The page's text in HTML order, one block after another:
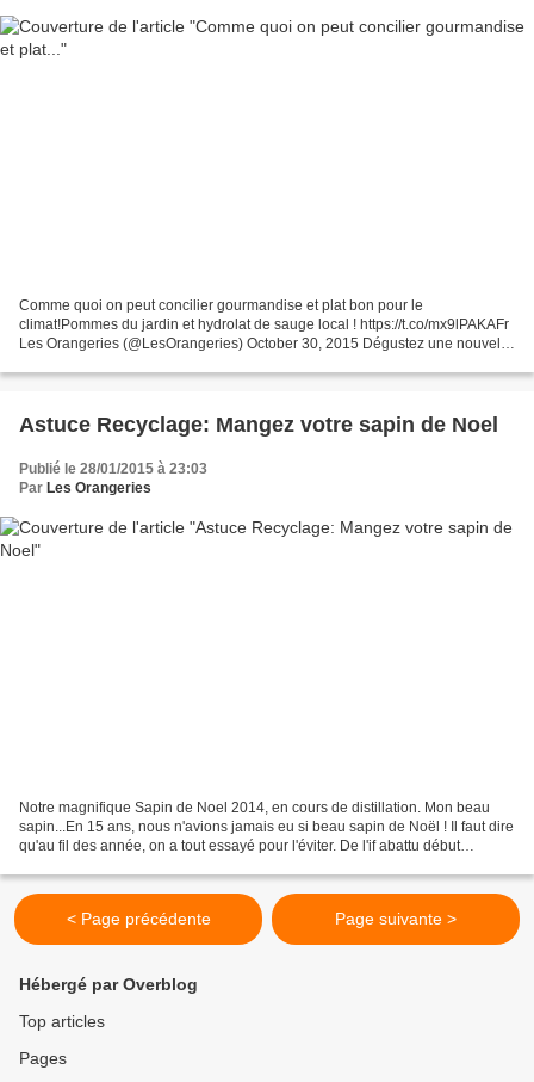
Comme quoi on peut concilier gourmandise et plat bon pour le
climat!Pommes du jardin et hydrolat de sauge local ! https://t.co/mx9lPAKAFr
Les Orangeries (@LesOrangeries) October 30, 2015 Dégustez une nouvelle
Astuce Recyclage: Mangez votre sapin de Noel
Publié le 28/01/2015 à 23:03
Par Les Orangeries
Notre magnifique Sapin de Noel 2014, en cours de distillation. Mon beau
sapin...En 15 ans, nous n'avions jamais eu si beau sapin de Noël ! Il faut dire
qu'au fil des année, on a tout essayé pour l'éviter. De l'if abattu début
< Page précédente Page suivante >
Hébergé par Overblog
Top articles
Pages